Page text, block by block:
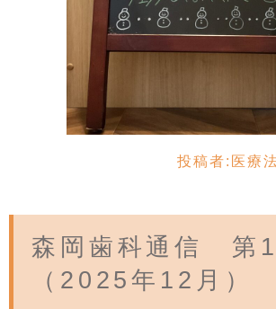
投稿者: 医療
森岡歯科通信 第
（2025年12月）